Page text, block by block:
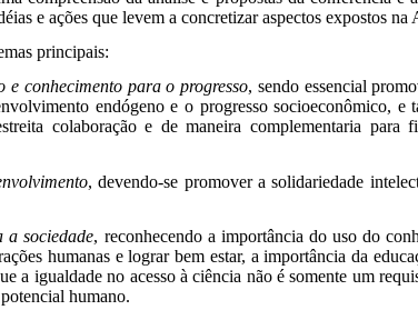
e ações que levem a concretizar aspectos expostos na
principais:
conhecimento para o progresso, sendo essencial
endógeno e o progresso socioeconômico,
colaboração e de maneira complementaria para
, devendo-se promover a solidariedade
sociedade, reconhecendo a importância do uso do
humanas e lograr bem estar, a importância da
a igualdade no acesso à ciência não é somente um
humano.